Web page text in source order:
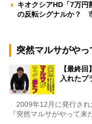
キオクシアHD「7万円
の反転シグナルか？
突然マルサがやっ
【最終
入れたプ
2009年12月に発行され
『突然マルサがやって